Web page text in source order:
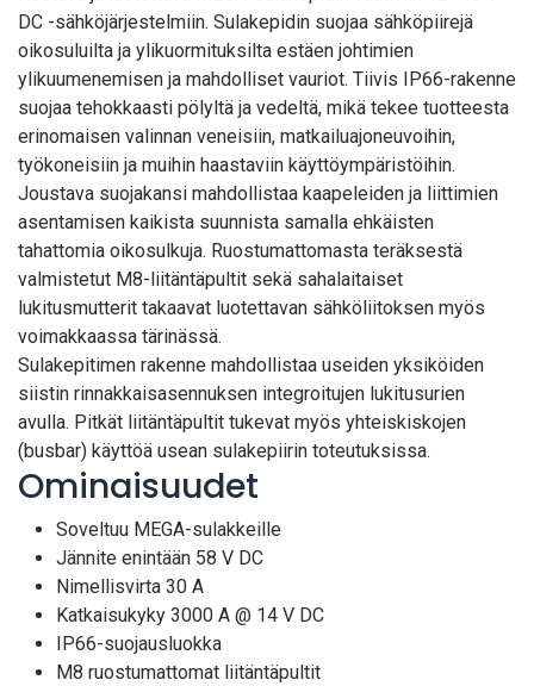
DC -sähköjärjestelmiin. Sulakepidin suojaa sähköpiirejä
oikosuluilta ja ylikuormituksilta estäen johtimien
ylikuumenemisen ja mahdolliset vauriot. Tiivis IP66-rakenne
suojaa tehokkaasti pölyltä ja vedeltä, mikä tekee tuotteesta
erinomaisen valinnan veneisiin, matkailuajoneuvoihin,
työkoneisiin ja muihin haastaviin käyttöympäristöihin.
Joustava suojakansi mahdollistaa kaapeleiden ja liittimien
asentamisen kaikista suunnista samalla ehkäisten
tahattomia oikosulkuja. Ruostumattomasta teräksestä
valmistetut M8-liitäntäpultit sekä sahalaitaiset
lukitusmutterit takaavat luotettavan sähköliitoksen myös
voimakkaassa tärinässä.
Sulakepitimen rakenne mahdollistaa useiden yksiköiden
siistin rinnakkaisasennuksen integroitujen lukitusurien
avulla. Pitkät liitäntäpultit tukevat myös yhteiskiskojen
(busbar) käyttöä usean sulakepiirin toteutuksissa.
Ominaisuudet
Soveltuu MEGA-sulakkeille
Jännite enintään 58 V DC
Nimellisvirta 30 A
Katkaisukyky 3000 A @ 14 V DC
IP66-suojausluokka
M8 ruostumattomat liitäntäpultit